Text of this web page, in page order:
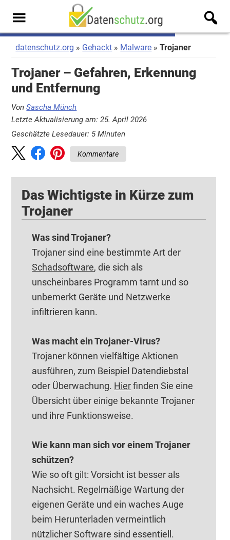
Inhalt
springen
Seitenspalte
springen
Men
datenschutz.org Gehackt Malware Trojaner
Trojaner – Gefahren, Erkennung
und Entfernung
VonSascha Münch
Letzte Aktualisierung am: 25. April 2026
Geschätzte Lesedauer: 5 Minuten
Kommentare
Das Wichtigste in Kürze zum
Trojaner
Was sind Trojaner?
Trojaner sind eine bestimmte Art der
Schadsoftware, die sich als
unscheinbares Programm tarnt und so
unbemerkt Geräte und Netzwerke
infiltrieren kann.
Was macht ein Trojaner-Virus?
Trojaner können vielfältige Aktionen
ausführen, zum Beispiel Datendiebstal
oder Überwachung. Hierfinden Sie eine
Übersicht über einige bekannte Trojaner
und ihre Funktionsweise.
Wie kann man sich vor einem Trojaner
schützen?
Wie so oft gilt: Vorsicht ist besser als
Nachsicht. Regelmäßige Wartung der
eigenen Geräte und ein waches Auge
beim Herunterladen vermeintlich
nützlicher Software sind essentiell.